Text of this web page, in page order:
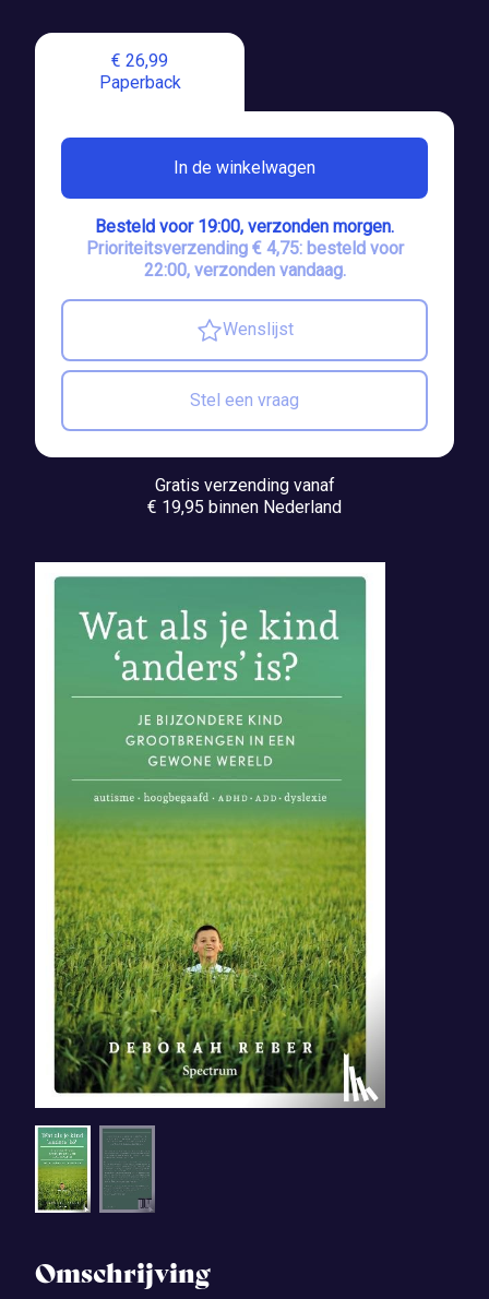
Omschrijving
€ 26,99
Paperback
In de winkelwagen
Besteld voor 19:00, verzonden morgen.
Prioriteitsverzending € 4,75: besteld voor
22:00, verzonden vandaag.
Wenslijst
Stel een vraag
Gratis verzending vanaf
€ 19,95 binnen Nederland